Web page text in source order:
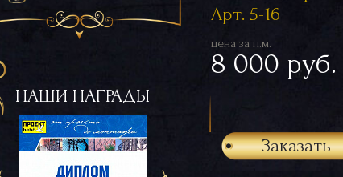
НАШИ НАГРАДЫ
Арт. 5-16
цена за п.м.
8 000 руб.
Заказать